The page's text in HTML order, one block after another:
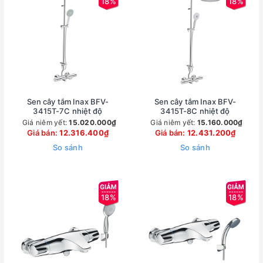
Sen cây tắm Inax BFV-
3415T-7C nhiệt độ
Giá niêm yết:15.020.000₫
Giá bán:12.316.400₫
So sánh
Sen cây tắm Inax BFV-
3415T-8C nhiệt độ
Giá niêm yết: 15.160.000₫
Giá bán: 12.431.200₫
So sánh
18% 18%